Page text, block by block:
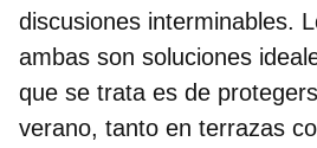
discusiones interminables.
ambas son soluciones
que se trata es de
verano, tanto en terrazas